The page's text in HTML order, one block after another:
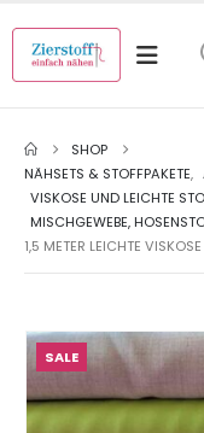
SHOP
NÄHSETS & STOFFPAKETE,
VISKOSE UND LEICHTE
MISCHGEWEBE,
1,5 METER LEICHTE
SALE